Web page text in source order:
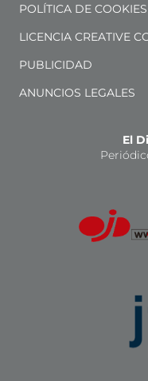
POLÍTICA DE COOKIES
LICENCIA CREATIVE
PUBLICIDAD
ANUNCIOS LEGALES
El